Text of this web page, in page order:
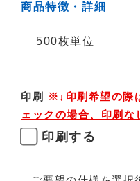
商品特徴・詳細
500枚単位
印刷 ※↓印刷希望の際
ェックの場合、印刷な
印刷する